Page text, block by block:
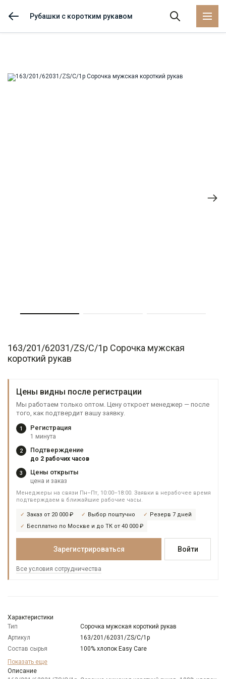
Рубашки с коротким рукавом
163/201/62031/ZS/C/1p Сорочка мужская
короткий рукав
Цены видны после регистрации
Мы работаем только оптом. Цену откроет менеджер — после
того, как подтвердит вашу заявку.
1 Регистрация
1 минута
2 Подтверждение
до 2 рабочих часов
3 Цены открыты
цена и заказ
Менеджеры на связи Пн–Пт, 10:00–18:00. Заявки в нерабочее время
подтверждаем в ближайшие рабочие часы.
Заказ от 20 000 ₽ Выбор поштучно
Резерв 7 дней
Бесплатно по Москве и до ТК от 40 000 ₽
Зарегистрироваться Войти
Все условия сотрудничества
Характеристики
Тип
Сорочка мужская короткий рукав
Артикул
163/201/62031/ZS/C/1p
Состав сырья
100% хлопок Easy Care
Бренд
Модель
Показать еще
Описание